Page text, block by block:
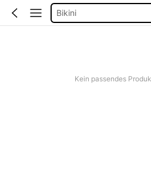
Bikini
Bikini Set Damen
Kein passendes